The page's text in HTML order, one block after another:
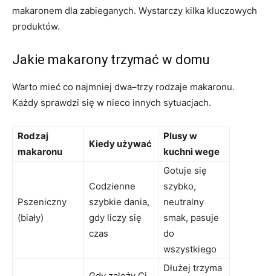
makaronem dla zabieganych. Wystarczy kilka kluczowych
produktów.
Jakie makarony trzymać w domu
Warto mieć co najmniej dwa–trzy rodzaje makaronu.
Każdy sprawdzi się w nieco innych sytuacjach.
Rodzaj
makaronu
Kiedy używać
Plusy w
kuchni wege
Pszeniczny
(biały)
Codzienne
szybkie dania,
gdy liczy się
czas
Gotuje się
szybko,
neutralny
smak, pasuje
do
wszystkiego
Dłużej trzyma